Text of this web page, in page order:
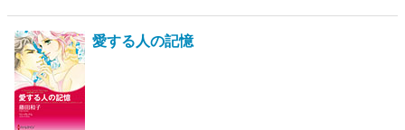
愛する人の記憶